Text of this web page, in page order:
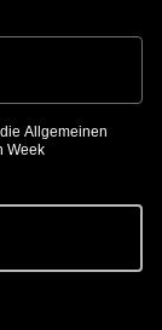
Allgemeinen
Week